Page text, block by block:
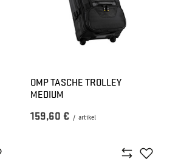
OMP TASCHE TROLLEY
MEDIUM
159,60 € / artikel